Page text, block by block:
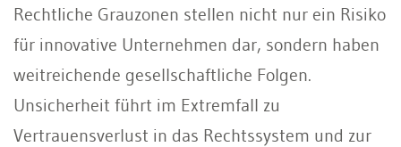
Rechtliche Grauzonen stellen nicht nur ein Risiko
für innovative Unternehmen dar, sondern haben
weitreichende gesellschaftliche Folgen.
Unsicherheit führt im Extremfall zu
Vertrauensverlust in das Rechtssystem und zur